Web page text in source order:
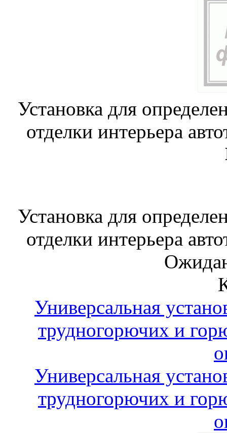
Установка для
отделки интерьера
Установка для
отделки интерьера
Универсальная
трудногорючих и
Универсальная
трудногорючих и